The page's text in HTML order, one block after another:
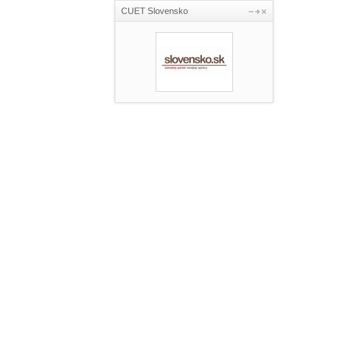
CUET Slovensko